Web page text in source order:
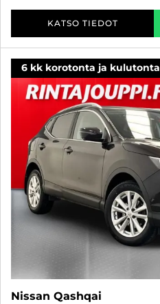
KATSO TIEDOT
6 kk korotonta ja kulutonta
Nissan Qashqai